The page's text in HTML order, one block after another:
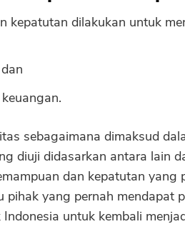
kepatutan dilakukan untuk
sebagaimana dimaksud
diuji didasarkan antara lain
dan kepatutan yang
pihak yang pernah mendapat
untuk kembali